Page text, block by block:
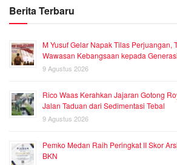
Berita Terbaru
M Yusuf Gelar Napak Tilas Perjuangan,
Wawasan Kebangsaan kepada
9 Agustus 2026
Rico Waas Kerahkan Jajaran Gotong
Jalan Taduan dari Sedimentasi Tebal
9 Agustus 2026
Pemko Medan Raih Peringkat II Skor
BKN